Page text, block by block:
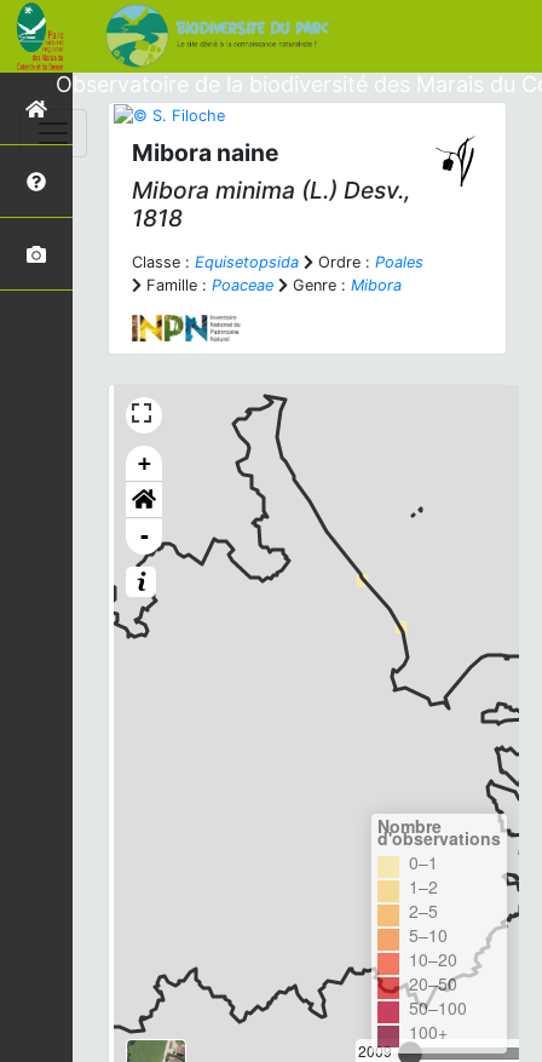
Observatoire de la biodiversité des Marais du
Mibora naine
Mibora minima (L.) Desv.,
1818
Classe : Equisetopsida Ordre : Poales
Famille : Poaceae Genre : Mibora
+
-
2009
Nombre
d'observations
0–1
1–2
2–5
5–10
10–20
20–50
50–100
100+